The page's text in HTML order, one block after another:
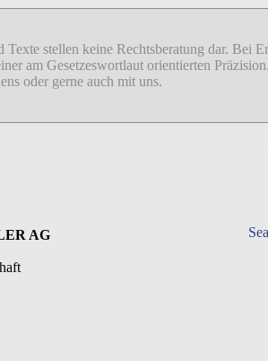
stellen keine Rechtsberatung dar. Bei
am Gesetzeswortlaut orientierten
oder gerne auch mit uns.
AG